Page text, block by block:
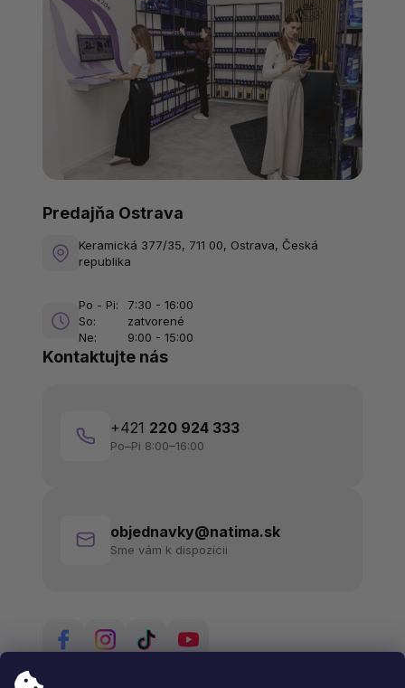
Kontaktujte nás
+421 220 924 333
Po–Pi 8:00–16:00
objednavky@natima.sk
Sme vám k dispozícii
Predajňa Ostrava
Keramická 377/35, 711 00, Ostrava, Česká
republika
Po - Pi:
7:30 - 16:00
So:
zatvorené
Ne:
9:00 - 15:00